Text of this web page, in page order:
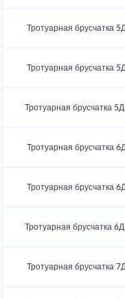
Тротуарная брусчатка
Тротуарная брусчатка
Тротуарная брусчатка
Тротуарная брусчатка
Тротуарная брусчатка
Тротуарная брусчатка
Тротуарная брусчатка